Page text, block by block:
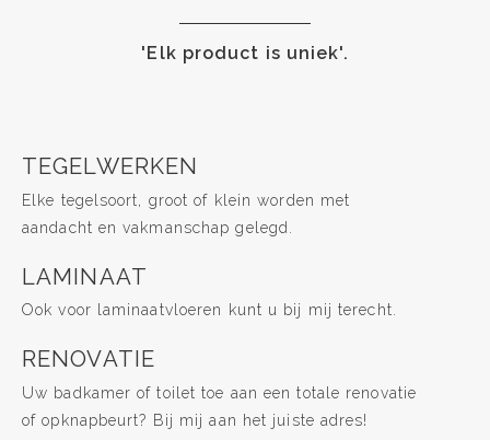
'Elk product is uniek'.
TEGELWERKEN
Elke tegelsoort, groot of klein worden met
aandacht en vakmanschap gelegd.
LAMINAAT
Ook voor laminaatvloeren kunt u bij mij terecht.
RENOVATIE
Uw badkamer of toilet toe aan een totale renovatie
of opknapbeurt? Bij mij aan het juiste adres!